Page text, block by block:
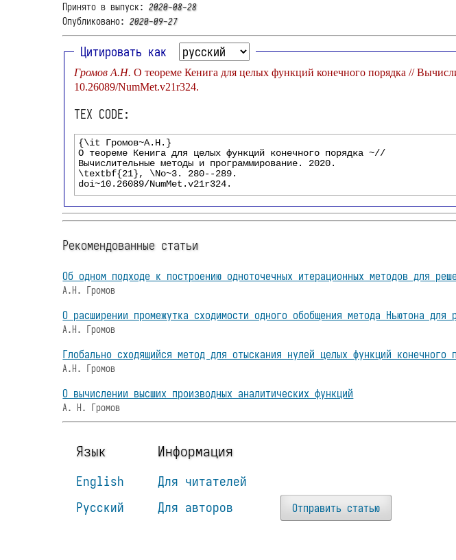
Принято в выпуск:2020-08-28
Опубликовано:2020-09-27
Цитировать как
Громов А.Н. О теореме Кенига
10.26089/NumMet.v21r324.
TEX CODE:
Рекомендованные статьи
Об одном подходе к построению одноточечных итерационных методов для
А.Н. Громов
О расширении промежутка сходимости одного обобщения метода Ньютона для
А.Н. Громов
Глобально сходящийся метод для отыскания нулей целых функций конечного
А.Н. Громов
О вычислении высших производных аналитических функций
А. Н. Громов
Язык
English
Русский
Информация
Для читателей
Для авторов
Отправить статью